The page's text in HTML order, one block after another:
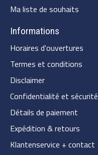
Ma liste de souhaits
Informations
Horaires d'ouvertures
Termes et conditions
Disclaimer
Confidentialité et sécurité
Détails de paiement
Expédition & retours
Klantenservice + contact